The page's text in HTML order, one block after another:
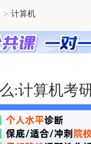
> 计算机
:计算机考